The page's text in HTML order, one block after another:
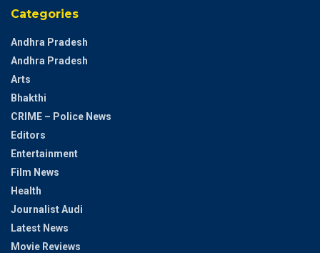
Categories
Andhra Pradesh
Andhra Pradesh
Arts
Bhakthi
CRIME – Police News
Editors
Entertainment
Film News
Health
Journalist Audi
Latest News
Movie Reviews